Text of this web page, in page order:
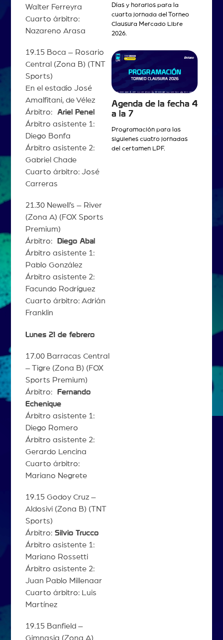
Walter Ferreyra
Cuarto árbitro:
Nazareno Arasa
19.15 Boca – Rosario
Central (Zona B) (TNT
Sports)
En el estadio José
Amalfitani, de Vélez
Árbitro: Ariel Penel
Árbitro asistente 1:
Diego Bonfa
Árbitro asistente 2:
Gabriel Chade
Cuarto árbitro: José
Carreras
21.30 Newell’s – River
(Zona A) (FOX Sports
Premium)
Árbitro:
Diego Abal
Árbitro asistente 1:
Pablo González
Árbitro asistente 2:
Facundo Rodríguez
Cuarto árbitro: Adrián
Franklin
Lunes 21 de febrero
17.00 Barracas Central
– Tigre (Zona B) (FOX
Sports Premium)
Árbitro: Fernando
Echenique
Árbitro asistente 1:
Diego Romero
Árbitro asistente 2:
Gerardo Lencina
Cuarto árbitro:
Mariano Negrete
19.15 Godoy Cruz –
Aldosivi (Zona B) (TNT
Sports)
Árbitro:Silvio Trucco
Árbitro asistente 1:
Mariano Rossetti
Árbitro asistente 2:
Juan Pablo Millenaar
Cuarto árbitro: Luis
Martínez
19.15 Banfield –
Gimnasia (Zona A)
Días y horarios para la
cuarta jornada del Torneo
Clausura Mercado Libre
2026.
Agenda de la fecha 4
a la 7
Programación para las
siguienes cuatro jornadas
del certamen LPF.